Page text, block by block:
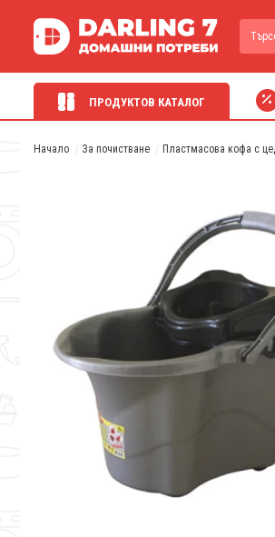
ПРОДУКТОВ КАТАЛОГ
Начало За почистване Пластмасова кофа с